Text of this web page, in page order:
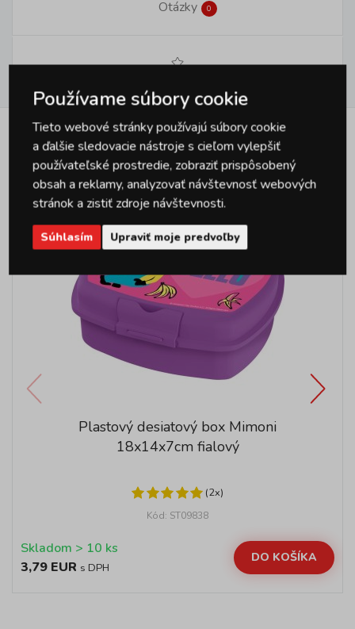
Otázky 0
Podobné produkty
Plastový desiatový box Mimoni
18x14x7cm fialový
(2x)
Kód: ST09838
Skladom > 10 ks
3,79 EUR s DPH
DO KOŠÍKA
Používame súbory cookie
Tieto webové stránky používajú súbory cookie
a ďalšie sledovacie nástroje s cieľom vylepšiť
používateľské prostredie, zobraziť prispôsobený
obsah a reklamy, analyzovať návštevnosť webových
stránok a zistiť zdroje návštevnosti.
Súhlasím Upraviť moje predvoľby